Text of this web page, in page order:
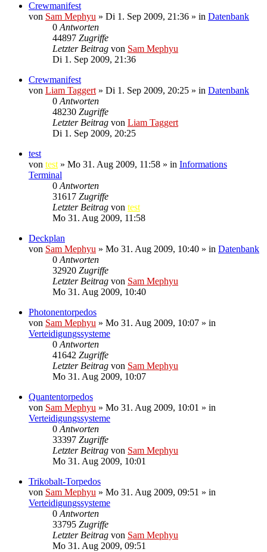
Crewmanifest
von Sam Mephyu » Di 1. Sep 2009, 21:36 » in Datenbank
0 Antworten
44897 Zugriffe
Letzter Beitrag von Sam Mephyu
Di 1. Sep 2009, 21:36
Crewmanifest
von Liam Taggert » Di 1. Sep 2009, 20:25 » in Datenbank
0 Antworten
48230 Zugriffe
Letzter Beitrag von Liam Taggert
Di 1. Sep 2009, 20:25
test
von test » Mo 31. Aug 2009, 11:58 » in Informations
Terminal
0 Antworten
31617 Zugriffe
Letzter Beitrag von test
Mo 31. Aug 2009, 11:58
Deckplan
von Sam Mephyu » Mo 31. Aug 2009, 10:40 » in Datenbank
0 Antworten
32920 Zugriffe
Letzter Beitrag von Sam Mephyu
Mo 31. Aug 2009, 10:40
Photonentorpedos
von Sam Mephyu » Mo 31. Aug 2009, 10:07 » in
Verteidigungssysteme
0 Antworten
41642 Zugriffe
Letzter Beitrag von Sam Mephyu
Mo 31. Aug 2009, 10:07
Quantentorpedos
von Sam Mephyu » Mo 31. Aug 2009, 10:01 » in
Verteidigungssysteme
0 Antworten
33397 Zugriffe
Letzter Beitrag von Sam Mephyu
Mo 31. Aug 2009, 10:01
Trikobalt-Torpedos
von Sam Mephyu » Mo 31. Aug 2009, 09:51 » in
Verteidigungssysteme
0 Antworten
33795 Zugriffe
Letzter Beitrag von Sam Mephyu
Mo 31. Aug 2009, 09:51